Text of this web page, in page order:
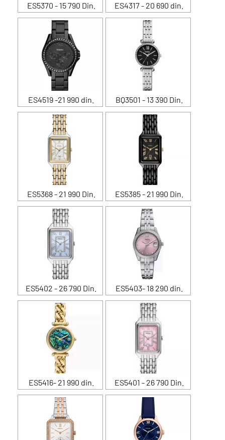
ES5370 - 15 790 Din. ES4317 - 20 690 din.
ES4519 -21 990 din. BQ3501 - 13 390 Din.
ES5368 - 21 990 Din. ES5385 - 21 990 Din.
ES5402 - 26 790 Din. ES5403- 18 290 din.
ES5416- 21 990 din. ES5401 - 26 790 Din.